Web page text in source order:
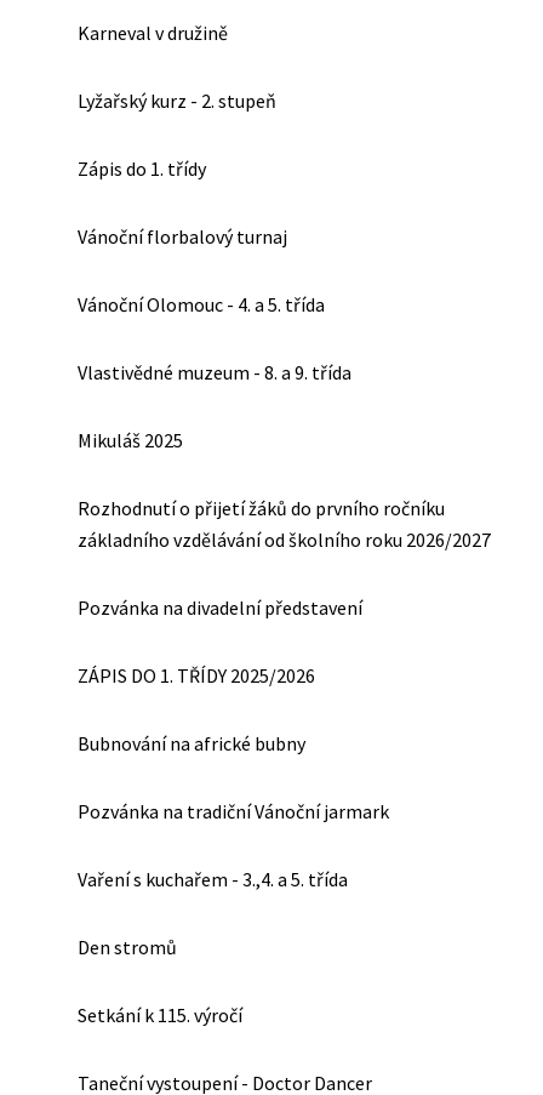
Karneval v družině
Lyžařský kurz - 2. stupeň
Zápis do 1. třídy
Vánoční florbalový turnaj
Vánoční Olomouc - 4. a 5. třída
Vlastivědné muzeum - 8. a 9. třída
Mikuláš 2025
Rozhodnutí o přijetí žáků do prvního ročníku
základního vzdělávání od školního roku 2026/2027
Pozvánka na divadelní představení
ZÁPIS DO 1. TŘÍDY 2025/2026
Bubnování na africké bubny
Pozvánka na tradiční Vánoční jarmark
Vaření s kuchařem - 3.,4. a 5. třída
Den stromů
Setkání k 115. výročí
Taneční vystoupení - Doctor Dancer